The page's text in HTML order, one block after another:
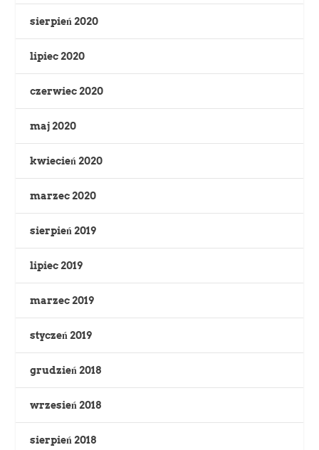
sierpień 2020
lipiec 2020
czerwiec 2020
maj 2020
kwiecień 2020
marzec 2020
sierpień 2019
lipiec 2019
marzec 2019
styczeń 2019
grudzień 2018
wrzesień 2018
sierpień 2018